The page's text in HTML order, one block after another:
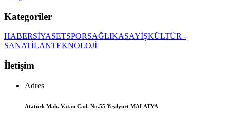
Kategoriler
HABERSİYASETSPORSAĞLIKASAYİŞKÜLTÜR -
SANATİLANTEKNOLOJİ
İletişim
Adres
Atatürk Mah. Vatan Cad. No.55 Yeşilyurt MALATYA